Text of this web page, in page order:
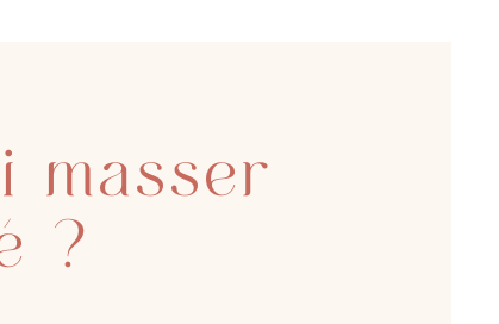
masser
?